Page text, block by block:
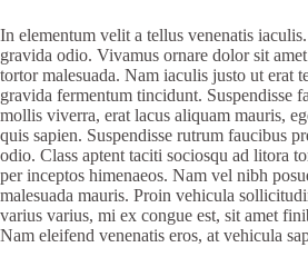
In elementum velit a tellus venenatis
gravida odio. Vivamus ornare dolor sit
tortor malesuada. Nam iaculis justo ut erat
gravida fermentum tincidunt. Suspendisse
mollis viverra, erat lacus aliquam mauris,
quis sapien. Suspendisse rutrum faucibus
odio. Class aptent taciti sociosqu ad litora
per inceptos himenaeos. Nam vel nibh
malesuada mauris. Proin vehicula
varius varius, mi ex congue est, sit amet
Nam eleifend venenatis eros, at vehicula